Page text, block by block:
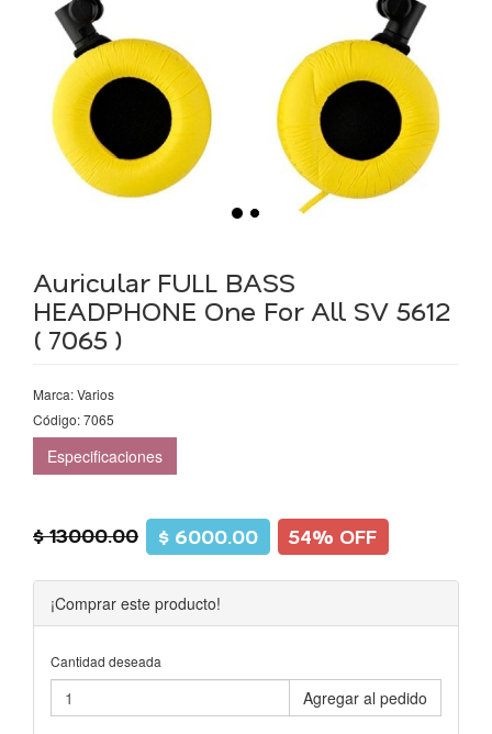
Auricular FULL BASS
HEADPHONE One For All SV 5612
( 7065 )
Marca: Varios
Código: 7065
Especificaciones
$ 13000.00 $ 6000.00 54% OFF
¡Comprar este producto!
Cantidad deseada
Agregar al pedido